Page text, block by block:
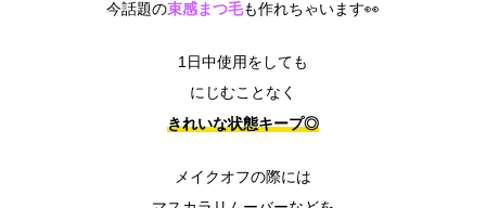
今話題の束感まつ毛も作れちゃいます👀
1日中使用をしても
にじむことなく
きれいな状態キープ◎
メイクオフの際には